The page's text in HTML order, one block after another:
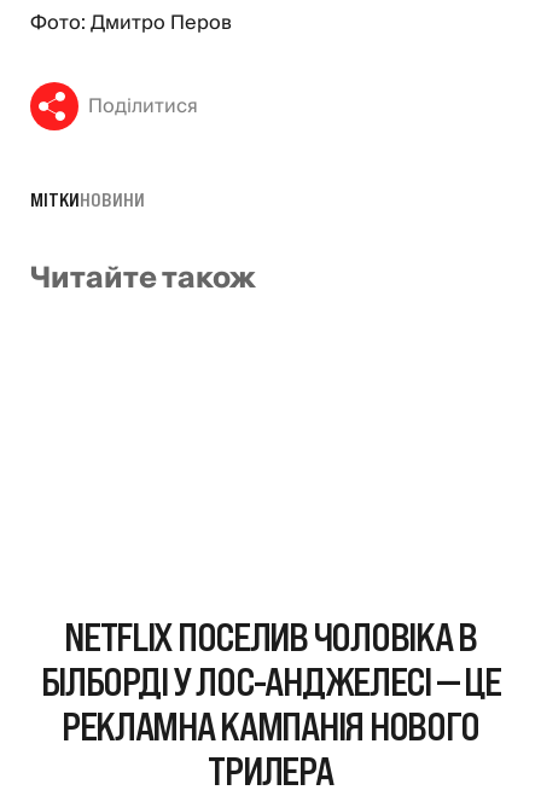
Фото: Дмитро Перов
Поділитися
МІТКИНОВИНИ
Читайте також
NETFLIX ПОСЕЛИВ ЧОЛОВІКА В
БІЛБОРДІ У ЛОС-АНДЖЕЛЕСІ — ЦЕ
РЕКЛАМНА КАМПАНІЯ НОВОГО
ТРИЛЕРА